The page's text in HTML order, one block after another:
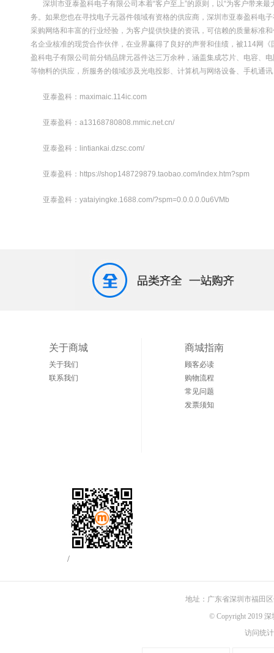
深圳市亚泰盈科电子有限公司本着“客户至上”的原则，以“为客户带来
务。如果您也在寻找电子元器件领域有资格的供应商，深圳市亚泰盈科电
采购网络和丰富的行业经验，为客户提供快捷的资讯，可信赖的质量标准
名企业核准的现货合作伙伴，在业界赢得了良好的声誉和佳绩，被114网
盈科电子有限公司前分销品牌元器件达三万余种，涵盖集成芯片、电容、
等物料的供应，所服务的领域涉及光电投影、计算机与网络设备、手机通
亚泰盈科：maximaic.114ic.com
亚泰盈科：a13168780808.mmic.net.cn/
亚泰盈科：lintiankai.dzsc.com/
亚泰盈科：https://shop148729879.taobao.com/index.htm?spm
亚泰盈科：yataiyingke.1688.com/?spm=0.0.0.0.0u6VMb
关于商城
关于我们
联系我们
商城指南
顾客必读
购物流程
常见问题
发票须知
/
地址：广东省深圳市福田
© Copyright 2019
访问统